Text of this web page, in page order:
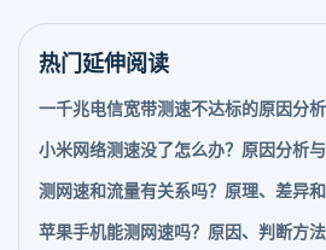
热门延伸阅读
一千兆电信宽带测速不达标的原因分
小米网络测速没了怎么办？原因分析
测网速和流量有关系吗？原理、差异
苹果手机能测网速吗？原因、判断方